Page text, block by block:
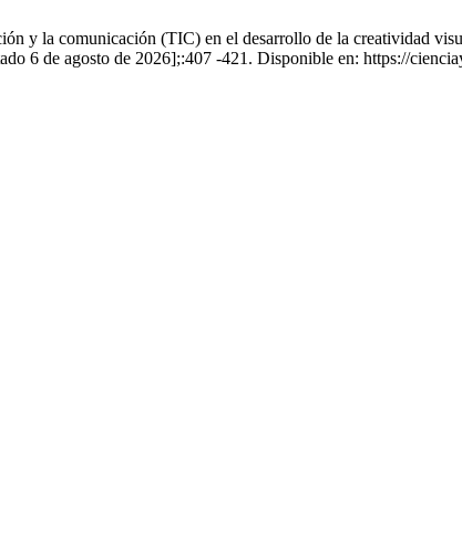
y la comunicación (TIC) en el desarrollo de la creatividad
6 de agosto de 2026];:407 -421. Disponible en: https://